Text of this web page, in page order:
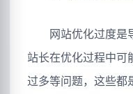
网站优化过度是导
站长在优化过程中可
过多等问题，这些都